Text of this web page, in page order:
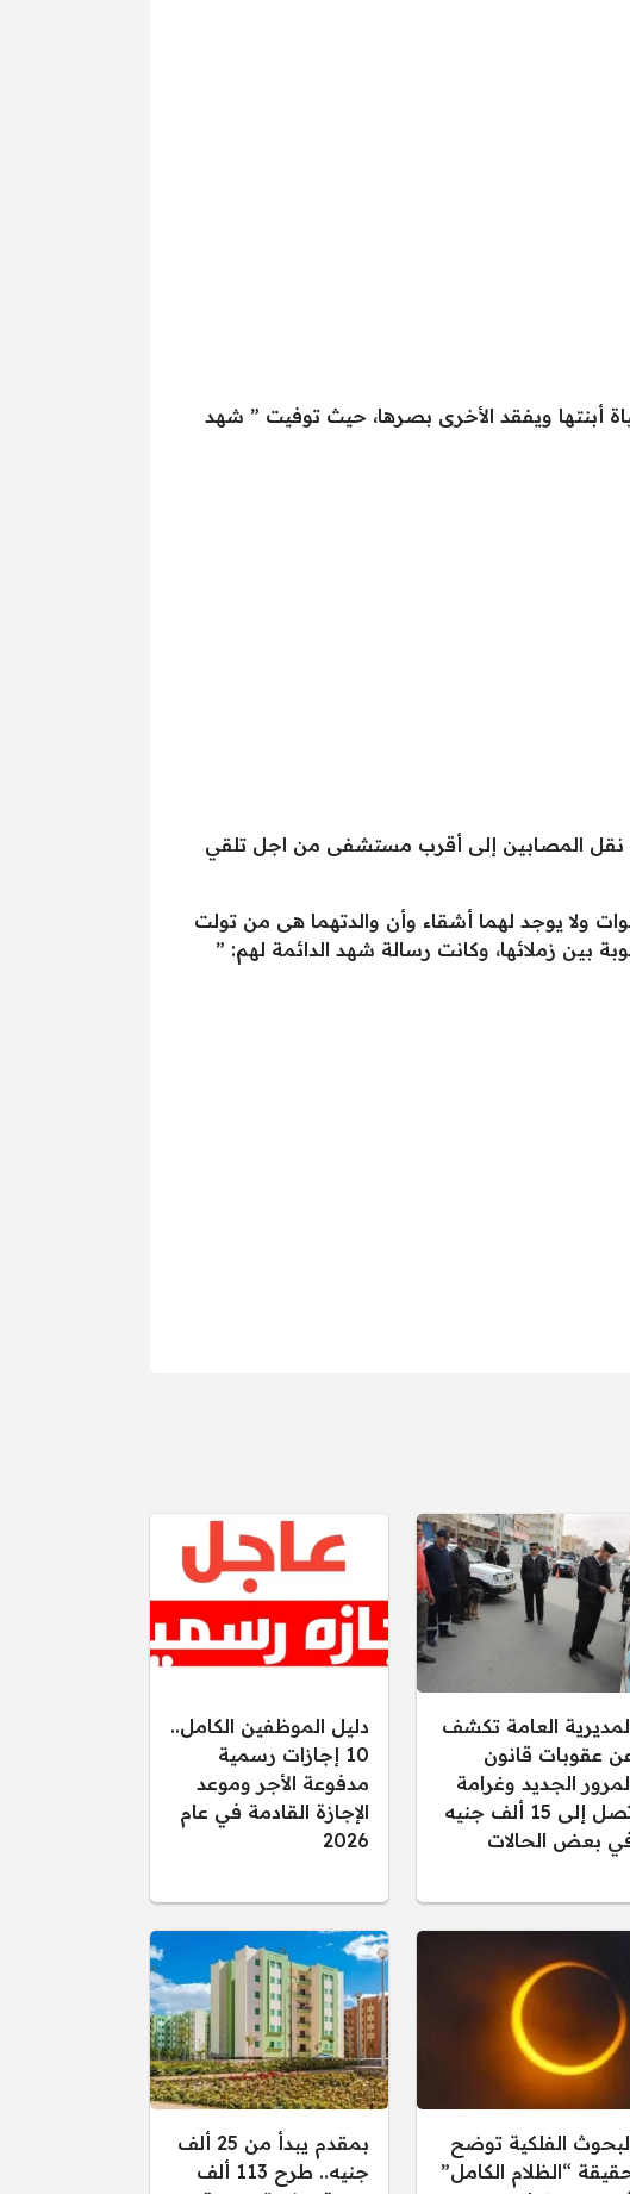
أبنتها ويفقد الأخرى بصرها، حيث توفيت ” شهد
نقل المصابين إلى أقرب مستشفى من اجل تلقي
ولا يوجد لهما أشقاء وأن والدتهما هى من تولت
بين زملائها، وكانت رسالة شهد الدائمة لهم: ”
العامة تكشف
عقوبات قانون
الجديد وغرامة
تصل إلى 15 ألف جنيه
بعض الحالات
دليل الموظفين الكامل..
10 إجازات رسمية
مدفوعة الأجر وموعد
الإجازة القادمة في عام
2026
الفلكية توضح
“الظلام الكامل”
بمقدم يبدأ من 25 ألف
جنيه.. طرح 113 ألف